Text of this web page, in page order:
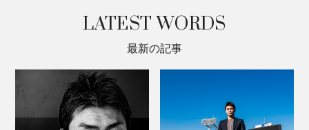
LATEST WORDS
最新の記事